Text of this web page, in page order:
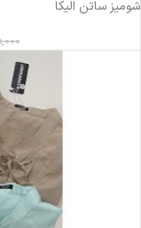
شومیز ساتن الیکا